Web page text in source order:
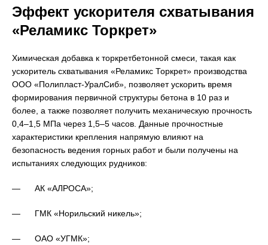
Эффект ускорителя схватывания
«Реламикс Торкрет»
Химическая добавка к торкретбетонной смеси, такая как
ускоритель схватывания «Реламикс Торкрет» производства
ООО «Полипласт-УралСиб», позволяет ускорить время
формирования первичной структуры бетона в 10 раз и
более, а также позволяет получить механическую прочность
0,4–1,5 МПа через 1,5–5 часов. Данные прочностные
характеристики крепления напрямую влияют на
безопасность ведения горных работ и были получены на
испытаниях следующих рудников:
— АК «АЛРОСА»;
— ГМК «Норильский никель»;
— ОАО «УГМК»;